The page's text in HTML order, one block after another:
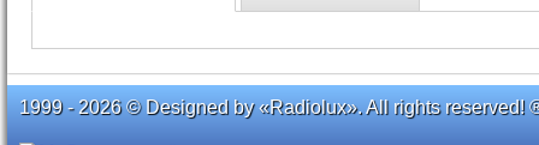
1999 - 2026 © Designed by «Radiolux». All rights reserved!